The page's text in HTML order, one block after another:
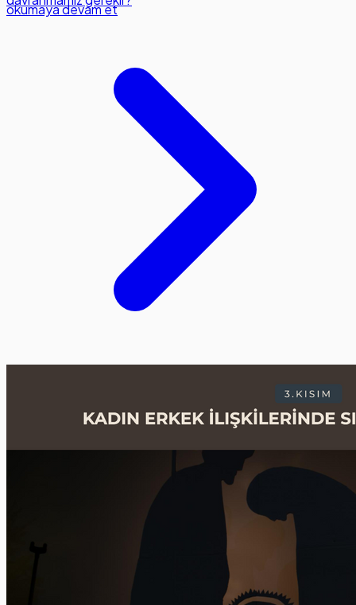
okumaya devam et